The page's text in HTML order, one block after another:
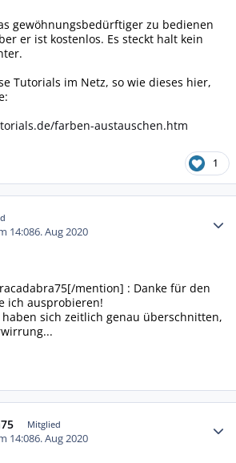
gewöhnungsbedürftiger zu bedienen
er ist kostenlos. Es steckt halt kein
Tutorials im Netz, so wie dieses hier,
farben-austauschen.htm
1
14:086. Aug 2020
mention] : Danke für den
ich ausprobieren!
haben sich zeitlich genau überschnitten,
Mitglied
14:086. Aug 2020